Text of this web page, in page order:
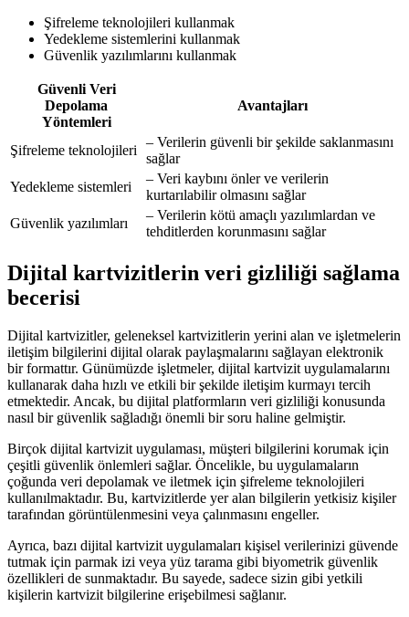
Şifreleme teknolojileri kullanmak
Yedekleme sistemlerini kullanmak
Güvenlik yazılımlarını kullanmak
Güvenli Veri
Depolama
Yöntemleri
Avantajları
Şifreleme teknolojileri
– Verilerin güvenli bir şekilde saklanmasını
sağlar
Yedekleme sistemleri
– Veri kaybını önler ve verilerin
kurtarılabilir olmasını sağlar
Güvenlik yazılımları
– Verilerin kötü amaçlı yazılımlardan ve
tehditlerden korunmasını sağlar
Dijital kartvizitlerin veri gizliliği sağlama
becerisi
Dijital kartvizitler, geleneksel kartvizitlerin yerini alan ve işletmelerin
iletişim bilgilerini dijital olarak paylaşmalarını sağlayan elektronik
bir formattır. Günümüzde işletmeler, dijital kartvizit uygulamalarını
kullanarak daha hızlı ve etkili bir şekilde iletişim kurmayı tercih
etmektedir. Ancak, bu dijital platformların veri gizliliği konusunda
nasıl bir güvenlik sağladığı önemli bir soru haline gelmiştir.
Birçok dijital kartvizit uygulaması, müşteri bilgilerini korumak için
çeşitli güvenlik önlemleri sağlar. Öncelikle, bu uygulamaların
çoğunda veri depolamak ve iletmek için şifreleme teknolojileri
kullanılmaktadır. Bu, kartvizitlerde yer alan bilgilerin yetkisiz kişiler
tarafından görüntülenmesini veya çalınmasını engeller.
Ayrıca, bazı dijital kartvizit uygulamaları kişisel verilerinizi güvende
tutmak için parmak izi veya yüz tarama gibi biyometrik güvenlik
özellikleri de sunmaktadır. Bu sayede, sadece sizin gibi yetkili
kişilerin kartvizit bilgilerine erişebilmesi sağlanır.